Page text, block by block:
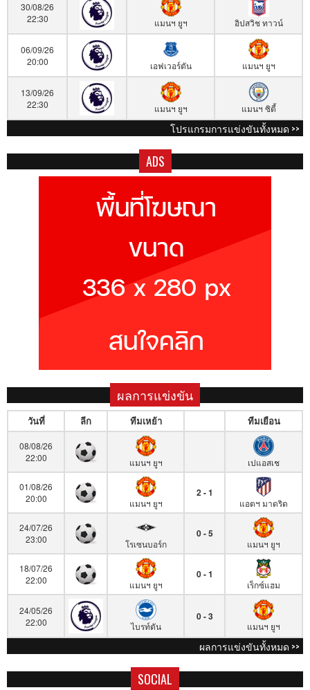
30/08/26
22:30
แมนฯ ยูฯ อิปสวิช ทาวน์
06/09/26
20:00
เอฟเวอร์ตัน แมนฯ ยูฯ
13/09/26
22:30
แมนฯ ยูฯ แมนฯ ซิตี้
โปรแกรมการแข่งขันทั้งหมด >>
ADS
ผลการแข่งขัน
วันที่ ลีก ทีมเหย้า ทีมเยือน
08/08/26
22:00
แมนฯ ยูฯ เปแอสเช
01/08/26
20:00
แมนฯ ยูฯ
2 - 1
แอตฯ มาดริด
24/07/26
23:00
โรเซนบอร์ก
0 - 5
แมนฯ ยูฯ
18/07/26
22:00
แมนฯ ยูฯ
0 - 1
เร็กซ์แฮม
24/05/26
22:00
ไบรท์ตัน
0 - 3
แมนฯ ยูฯ
ผลการแข่งขันทั้งหมด >>
SOCIAL